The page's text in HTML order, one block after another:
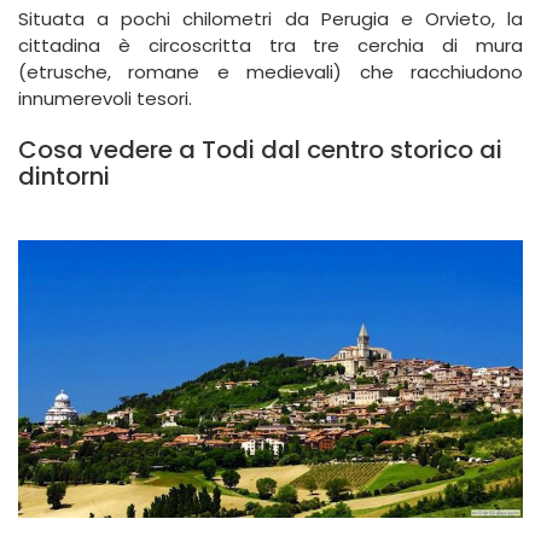
Situata a pochi chilometri da Perugia e Orvieto, la
cittadina è circoscritta tra tre cerchia di mura
(etrusche, romane e medievali) che racchiudono
innumerevoli tesori.
Cosa vedere a Todi dal centro storico ai
dintorni